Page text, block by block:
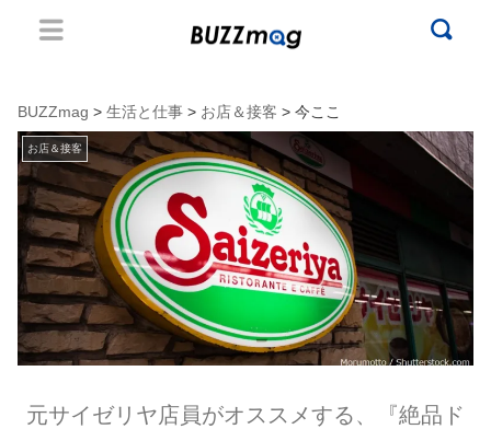
BUZZmag > 生活と仕事 > お店＆接客 > 今ここ
お店＆接客
元サイゼリヤ店員がオススメする、『絶品ド